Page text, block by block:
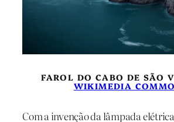
FAROL DO CABO DE SÃO
WIKIMEDIA
Com a invenção da lâmpada